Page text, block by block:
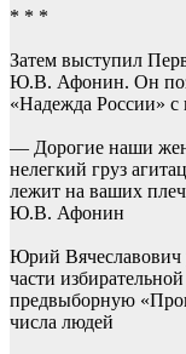
* * *
Затем выступил
Ю.В. Афонин. Он
«Надежда России»
— Дорогие наши
нелегкий груз
лежит на ваших
Ю.В. Афонин
Юрий Вячеславович
части
предвыборную
числа людей